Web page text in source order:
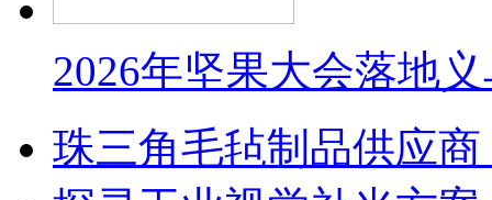
2026年坚果大会落地
珠三角毛毡制品供应